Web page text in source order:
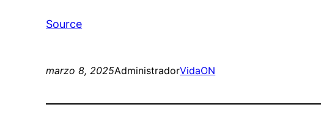
Source
marzo 8, 2025AdministradorVidaON